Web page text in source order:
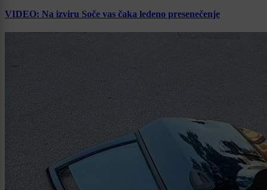
VIDEO: Na izviru Soče vas čaka ledeno presenečenje